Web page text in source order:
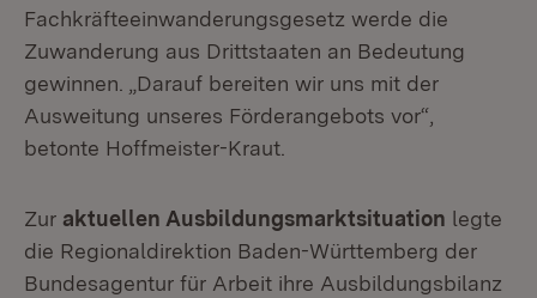
Fachkräfteeinwanderungsgesetz werde die
Zuwanderung aus Drittstaaten an Bedeutung
gewinnen. „Darauf bereiten wir uns mit der
Ausweitung unseres Förderangebots vor“,
betonte Hoffmeister-Kraut.
Zur aktuellen Ausbildungsmarktsituation legte
die Regionaldirektion Baden-Württemberg der
Bundesagentur für Arbeit ihre Ausbildungsbilanz